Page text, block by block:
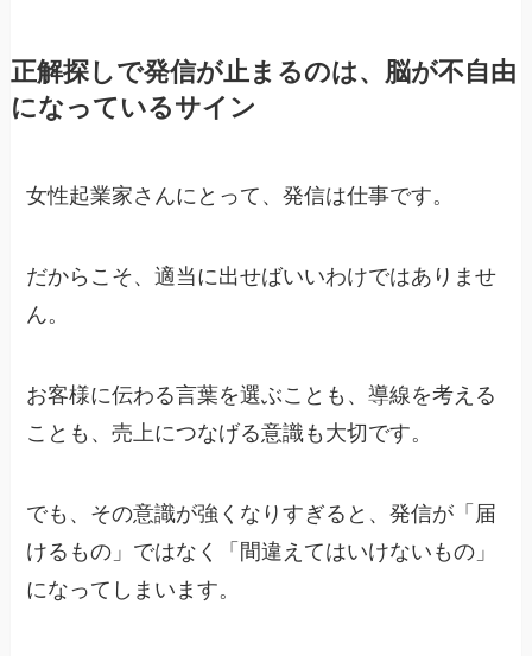
正解探しで発信が止まるのは、脳が不自由
になっているサイン
女性起業家さんにとって、発信は仕事です。
だからこそ、適当に出せばいいわけではありませ
ん。
お客様に伝わる言葉を選ぶことも、導線を考える
ことも、売上につなげる意識も大切です。
でも、その意識が強くなりすぎると、発信が「届
けるもの」ではなく「間違えてはいけないもの」
になってしまいます。